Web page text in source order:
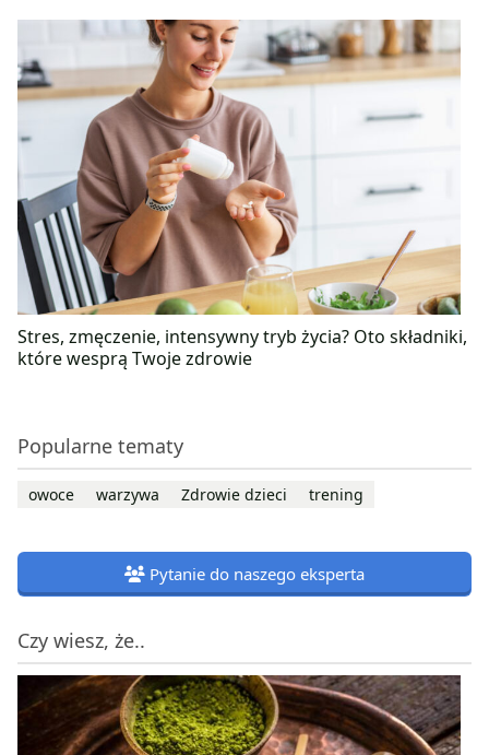
Stres, zmęczenie, intensywny tryb życia? Oto składniki,
które wesprą Twoje zdrowie
Popularne tematy
owoce warzywa Zdrowie dzieci trening
Pytanie do naszego eksperta
Czy wiesz, że..